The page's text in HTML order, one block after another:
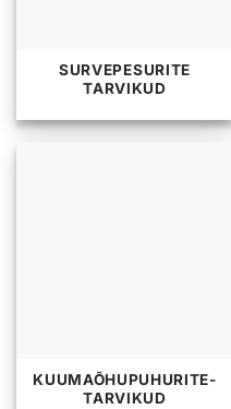
SURVEPESURITE
TARVIKUD
KUUMAÕHUPUHURITE-
TARVIKUD